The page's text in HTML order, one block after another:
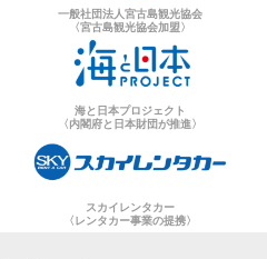
一般社団法人宮古島観光協会
〈宮古島観光協会加盟〉
海と日本プロジェクト
〈内閣府と日本財団が推進〉
スカイレンタカー
〈レンタカー事業の提携〉